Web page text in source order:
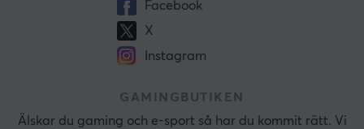
Facebook
X
Instagram
GAMINGBUTIKEN
Älskar du gaming och e-sport så har du kommit rätt. Vi